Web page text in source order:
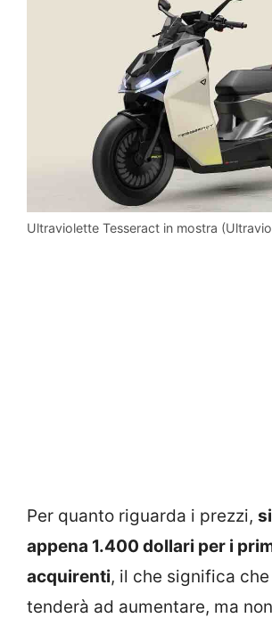
Ultraviolette Tesseract in mostra
Per quanto riguarda i prezzi,
appena 1.400 dollari per i
acquirenti, il che significa
tenderà ad aumentare, ma